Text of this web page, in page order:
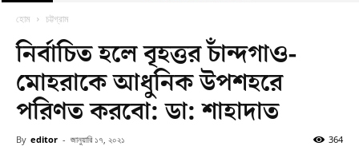
হোম চট্টগ্রাম
নির্বাচিত হলে বৃহত্তর চাঁন্দগাও-
মোহরাকে আধুনিক উপশহরে
পরিণত করবো: ডা: শাহাদাত
By editor - জানুয়ারি ১৭, ২০২১ 364